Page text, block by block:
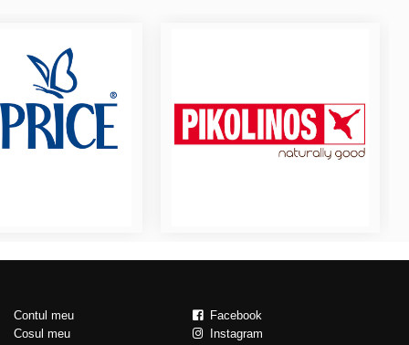
Contul meu
Cosul meu
Facebook
Instagram